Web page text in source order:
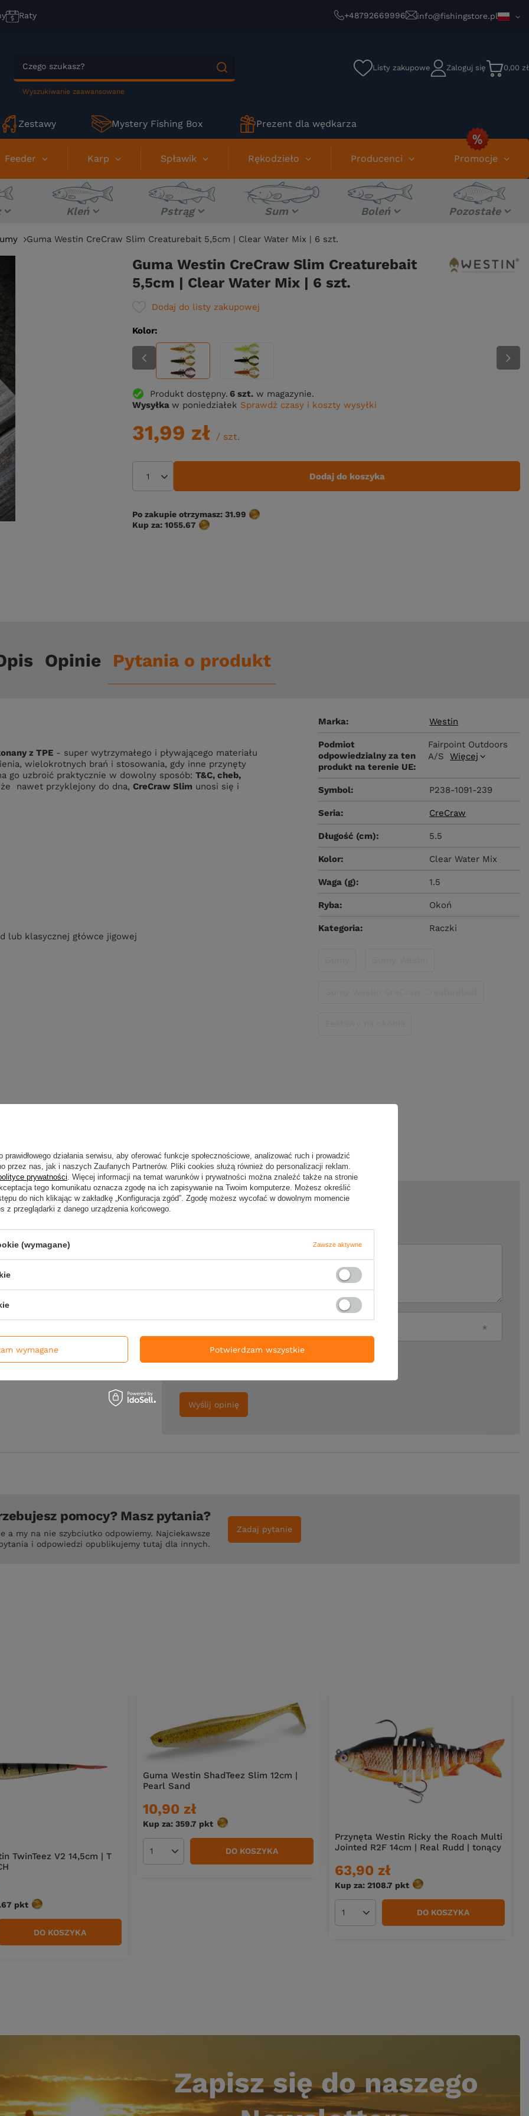
Raty +48792669996 info@fishingstore.pl
Wyszukiwanie zaawansowane
Listy zakupowe Zaloguj się 0,00 zł
Zestawy Mystery Fishing Box Prezent dla wędkarza
Feeder Karp Spławik Rękodzieło Producenci Promocje
Kleń Pstrąg Sum Boleń Pozostałe
Guma Westin CreCraw Slim Creaturebait 5,5cm | Clear Water Mix | 6 szt.
Guma Westin CreCraw Slim Creaturebait
5,5cm | Clear Water Mix | 6 szt.
Dodaj do listy zakupowej
Kolor
Produkt dostępny 6 szt. w magazynie.
Wysyłka w poniedziałek Sprawdź czasy i koszty wysyłki
31,99 zł / szt.
Dodaj do koszyka
Po zakupie otrzymasz: 31.99
Kup za: 1055.67
Opinie Pytania o produkt
Marka Westin
Podmiot
odpowiedzialny za ten
produkt na terenie UE
Fairpoint Outdoors
A/S
Więcej
Symbol P238-1091-239
Seria CreCraw
Długość (cm) 5.5
Kolor Clear Water Mix
Waga (g) 1.5
Ryba Okoń
Kategoria Raczki
z TPE - super wytrzymałego i pływającego materiału
wielokrotnych brań i stosowania, gdy inne przynęty
go uzbroić praktycznie w dowolny sposób: T&C, cheb,
nawet przyklejony do dna, CreCraw Slim unosi się i
lub klasycznej główce jigowej
Twoja ocena:
Treść twojej opinii
Wyślij opinię
pomocy? Masz pytania?
a my na nie szybciutko odpowiemy. Najciekawsze
i odpowiedzi opublikujemy tutaj dla innych.
Zadaj pytanie
TwinTeez V2 14,5cm | T
pktpunktów
DO KOSZYKA
Guma Westin ShadTeez Slim 12cm |
Pearl Sand
10,90 zł
Kup za: 359.7 pkt punktów
Ilość produktów DO KOSZYKA
Przynęta Westin Ricky the Roach Multi
Jointed R2F 14cm | Real Rudd | tonący
63,90 zł
Kup za: 2108.7 pktpunktów
Ilość produktów DO KOSZYKA
Zapisz się do naszego
działania serwisu, aby oferować funkcje społecznościowe, analizować ruch i prowadzić
przez nas, jak i naszych Zaufanych Partnerów. Pliki cookies służą również do personalizacji reklam.
prywatności. Więcej informacji na temat warunków i prywatności można znaleźć także na stronie
tego komunikatu oznacza zgodę na ich zapisywanie na Twoim komputerze. Możesz określić
do nich klikając w zakładkę „Konfiguracja zgód”. Zgodę możesz wycofać w dowolnym momencie
z przeglądarki z danego urządzenia końcowego.
(wymagane) Zawsze aktywne
wymagane Potwierdzam wszystkie